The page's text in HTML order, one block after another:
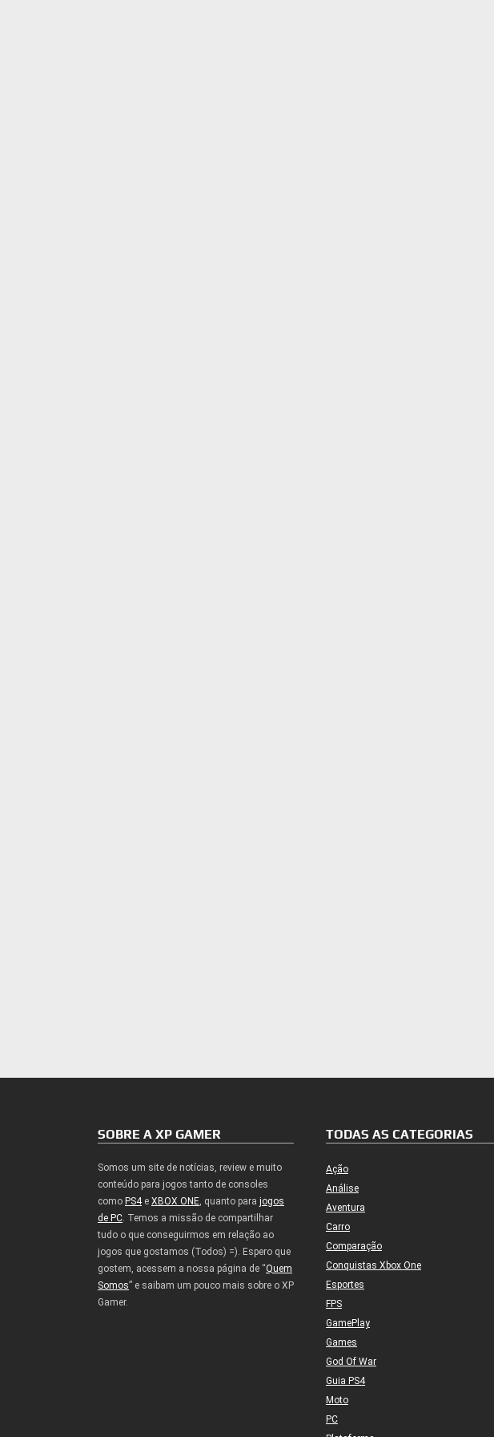
SOBRE A XP GAMER
Somos um site de notícias, review e muito
conteúdo para jogos tanto de consoles
como PS4e XBOX ONE, quanto para jogos
de PC. Temos a missão de compartilhar
tudo o que conseguirmos em relação ao
jogos que gostamos (Todos) =). Espero que
gostem, acessem a nossa página de “Quem
Somos” e saibam um pouco mais sobre o XP
Gamer.
TODAS AS CATEGORIAS
Ação
Análise
Aventura
Carro
Comparação
Conquistas Xbox One
Esportes
FPS
GamePlay
Games
God Of War
Guia PS4
Moto
PC